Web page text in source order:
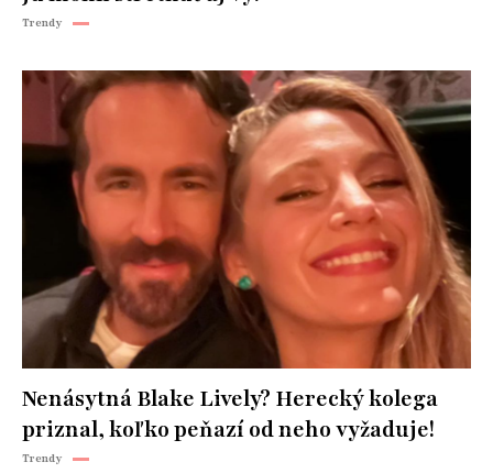
Trendy
Nenásytná Blake Lively? Herecký kolega
priznal, koľko peňazí od neho vyžaduje!
Trendy